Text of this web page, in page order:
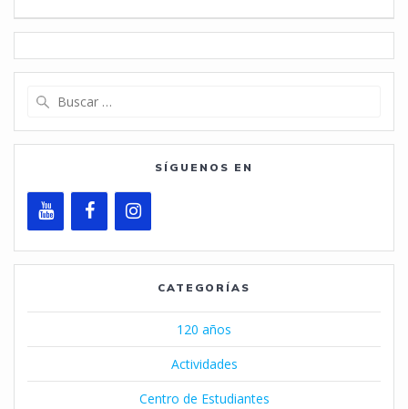
SÍGUENOS EN
CATEGORÍAS
120 años
Actividades
Centro de Estudiantes